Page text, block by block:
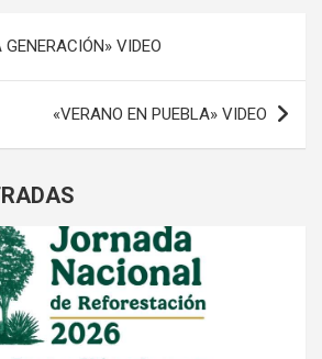
GENERACIÓN» VIDEO
«VERANO EN PUEBLA» VIDEO